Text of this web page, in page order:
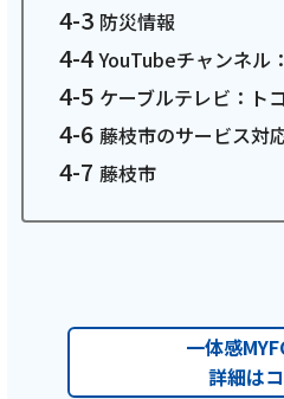
Web
パンフレット・チラシ
防災情報
YouTubeチャンネル
ケーブルテレビ：ト
藤枝市のサービス対
藤枝市
一体感
詳細は